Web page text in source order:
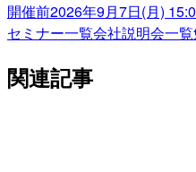
開催前2026年9月7日(月)
セミナー一覧会社説明会一覧
関連記事